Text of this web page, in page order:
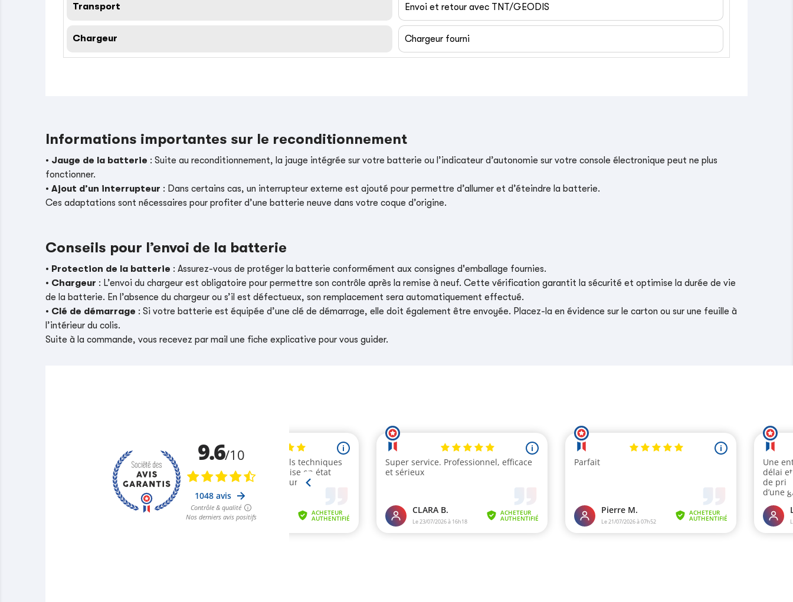
Transport Envoi et retour avec TNT/GEODIS
Chargeur Chargeur fourni
Informations importantes sur le reconditionnement
• Jauge de la batterie : Suite au reconditionnement, la jauge intégrée sur votre batterie ou l’indicateur d’autonomie sur votre console électronique peut ne plus
fonctionner.
•Ajout d’un interrupteur : Dans certains cas, un interrupteur externe est ajouté pour permettre d’allumer et d’éteindre la batterie.
Ces adaptations sont nécessaires pour profiter d’une batterie neuve dans votre coque d’origine.
Conseils pour l’envoi de la batterie
• Protection de la batterie : Assurez-vous de protéger la batterie conformément aux consignes d'emballage fournies.
• Chargeur : L’envoi du chargeur est obligatoire pour permettre son contrôle après la remise à neuf. Cette vérification garantit la sécurité et optimise la durée de vie
de la batterie. En l’absence du chargeur ou s’il est défectueux, son remplacement sera automatiquement effectué.
• Clé de démarrage : Si votre batterie est équipée d’une clé de démarrage, elle doit également être envoyée. Placez-la en évidence sur le carton ou sur une feuille à
l’intérieur du colis.
Suite à la commande, vous recevez par mail une fiche explicative pour vous guider.